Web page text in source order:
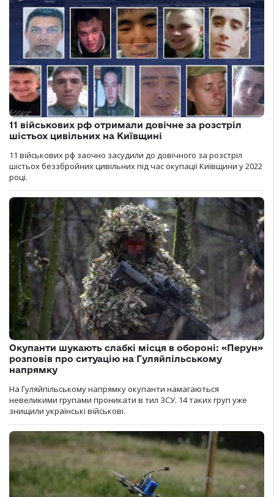
11 військових рф отримали довічне за розстріл
шістьох цивільних на Київщині
11 військових рф заочно засудили до довічного за розстріл
шістьох беззбройних цивільних під час окупації Київщини у 2022
році.
Окупанти шукають слабкі місця в обороні: «Перун»
розповів про ситуацію на Гуляйпільському
напрямку
На Гуляйпільському напрямку окупанти намагаються
невеликими групами проникати в тил ЗСУ. 14 таких груп уже
знищили українські військові.